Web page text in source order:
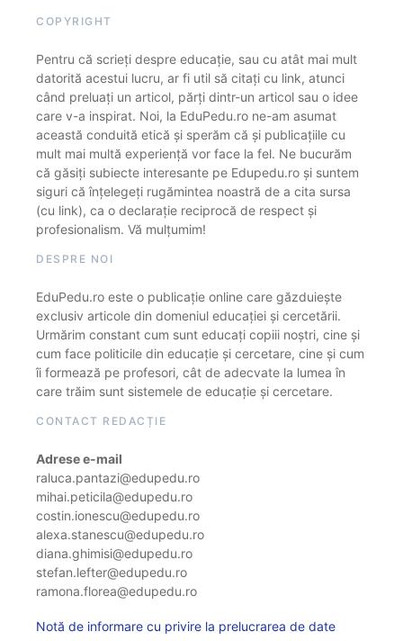
COPYRIGHT
Pentru că scrieți despre educație, sau cu atât mai mult
datorită acestui lucru, ar fi util să citați cu link, atunci
când preluați un articol, părți dintr-un articol sau o idee
care v-a inspirat. Noi, la EduPedu.ro ne-am asumat
această conduită etică și sperăm că și publicațiile cu
mult mai multă experiență vor face la fel. Ne bucurăm
că găsiți subiecte interesante pe Edupedu.ro și suntem
siguri că înțelegeți rugămintea noastră de a cita sursa
(cu link), ca o declarație reciprocă de respect și
profesionalism. Vă mulțumim!
DESPRE NOI
EduPedu.ro este o publicație online care găzduiește
exclusiv articole din domeniul educației și cercetării.
Urmărim constant cum sunt educați copiii noștri, cine și
cum face politicile din educație și cercetare, cine și cum
îi formează pe profesori, cât de adecvate la lumea în
care trăim sunt sistemele de educație și cercetare.
CONTACT REDACȚIE
Adrese e-mail
raluca.pantazi@edupedu.ro
mihai.peticila@edupedu.ro
costin.ionescu@edupedu.ro
alexa.stanescu@edupedu.ro
diana.ghimisi@edupedu.ro
stefan.lefter@edupedu.ro
ramona.florea@edupedu.ro
Notă de informare cu privire la prelucrarea de date